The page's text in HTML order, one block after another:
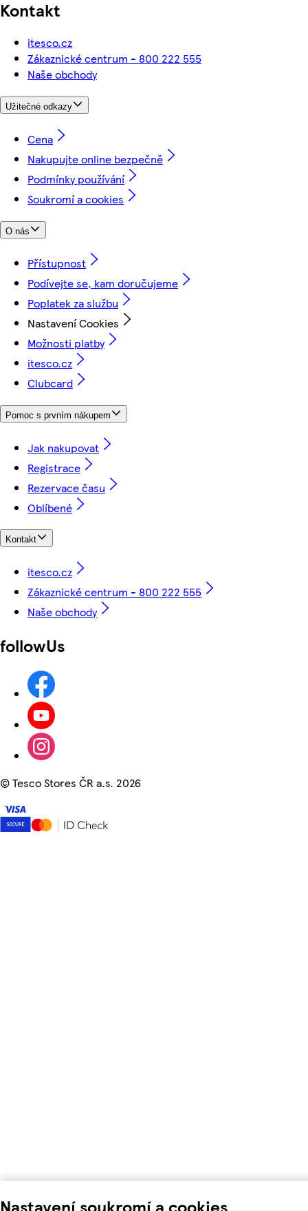
Nastavení soukromí a cookies
Kontakt
itesco.cz
Zákaznické centrum - 800 222 555
Naše obchody
Užitečné odkazy
Cena
Nakupujte online bezpečně
Podmínky používání
Soukromí a cookies
O nás
Přístupnost
Podívejte se, kam doručujeme
Poplatek za službu
Nastavení Cookies
Možnosti platby
itesco.cz
Clubcard
Pomoc s prvním nákupem
Jak nakupovat
Registrace
Rezervace času
Oblíbené
Kontakt
itesco.cz
Zákaznické centrum - 800 222 555
Naše obchody
followUs
©Tesco Stores ČR a.s. 2026